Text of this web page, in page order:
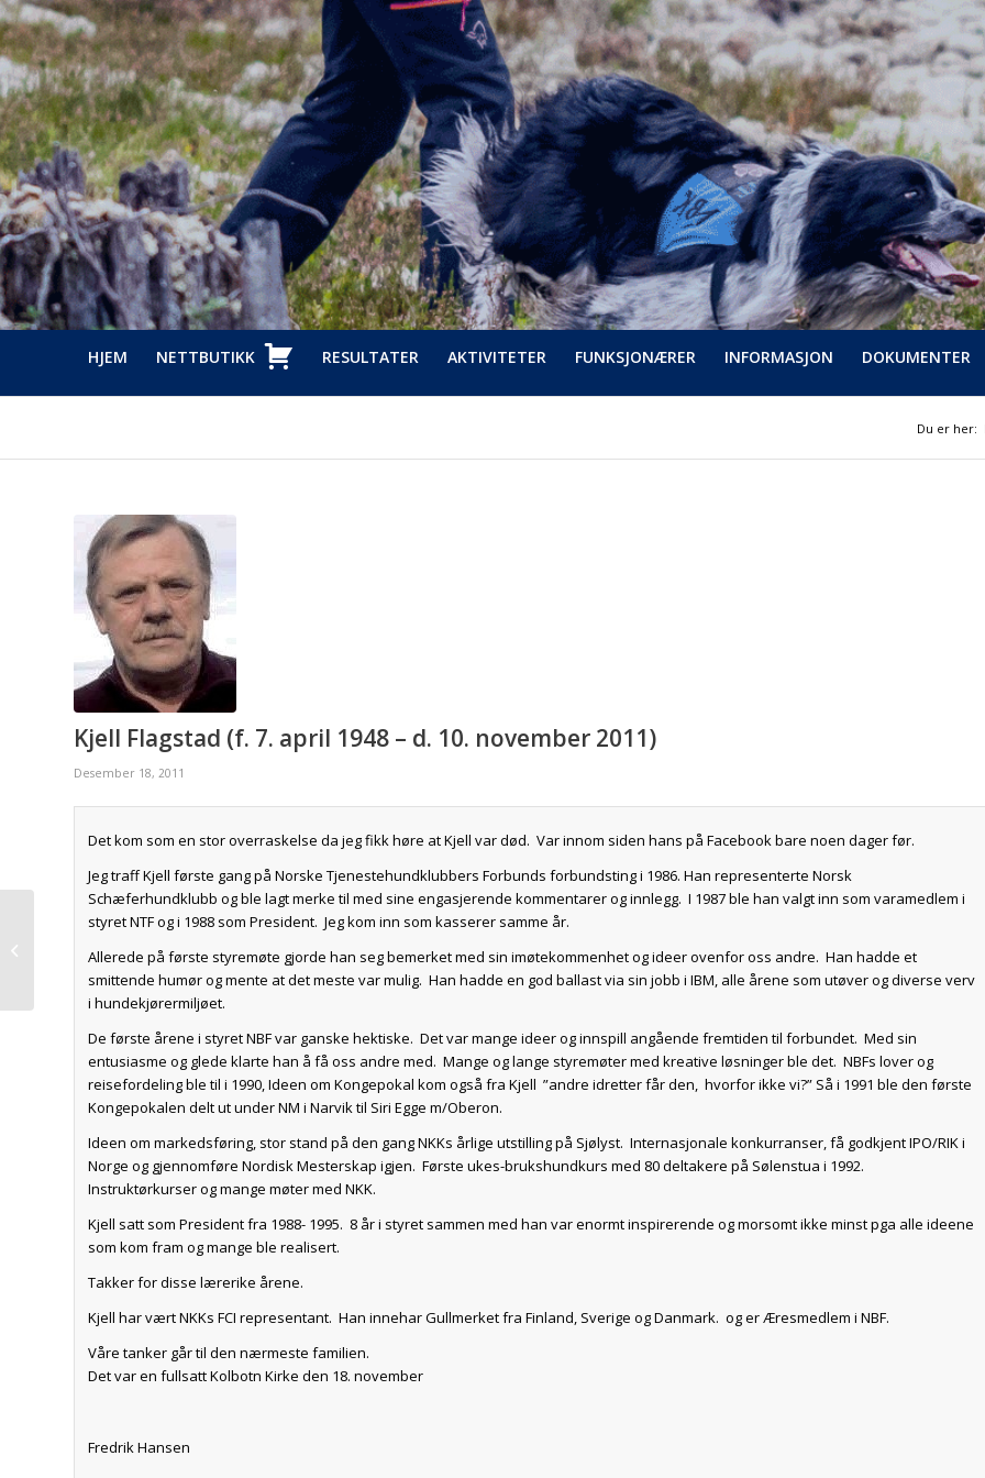
HJEM NETTBUTIKK RESULTATER AKTIVITETER FUNKSJONÆRER INFORMASJON DOKUMENTER
Du er her:
Kjell Flagstad (f. 7. april 1948 – d. 10. november 2011)
Desember 18, 2011
Det kom som en stor overraskelse da jeg fikk høre at Kjell var død. Var innom siden hans på Facebook bare noen dager før.
Jeg traff Kjell første gang på Norske Tjenestehundklubbers Forbunds forbundsting i 1986. Han representerte Norsk
Schæferhundklubb og ble lagt merke til med sine engasjerende kommentarer og innlegg. I 1987 ble han valgt inn som varamedlem i
styret NTF og i 1988 som President. Jeg kom inn som kasserer samme år.
Allerede på første styremøte gjorde han seg bemerket med sin imøtekommenhet og ideer ovenfor oss andre. Han hadde et
smittende humør og mente at det meste var mulig. Han hadde en god ballast via sin jobb i IBM, alle årene som utøver og diverse verv
i hundekjørermiljøet.
De første årene i styret NBF var ganske hektiske. Det var mange ideer og innspill angående fremtiden til forbundet. Med sin
entusiasme og glede klarte han å få oss andre med. Mange og lange styremøter med kreative løsninger ble det. NBFs lover og
reisefordeling ble til i 1990, Ideen om Kongepokal kom også fra Kjell ”andre idretter får den, hvorfor ikke vi?” Så i 1991 ble den første
Kongepokalen delt ut under NM i Narvik til Siri Egge m/Oberon.
Ideen om markedsføring, stor stand på den gang NKKs årlige utstilling på Sjølyst. Internasjonale konkurranser, få godkjent IPO/RIK i
Norge og gjennomføre Nordisk Mesterskap igjen. Første ukes-brukshundkurs med 80 deltakere på Sølenstua i 1992.
Instruktørkurser og mange møter med NKK.
Kjell satt som President fra 1988- 1995. 8 år i styret sammen med han var enormt inspirerende og morsomt ikke minst pga alle ideene
som kom fram og mange ble realisert.
Takker for disse lærerike årene.
Kjell har vært NKKs FCI representant. Han innehar Gullmerket fra Finland, Sverige og Danmark. og er Æresmedlem i NBF.
Våre tanker går til den nærmeste familien.
Det var en fullsatt Kolbotn Kirke den 18. november
Fredrik Hansen
2011 – Evje og Sølenkurset